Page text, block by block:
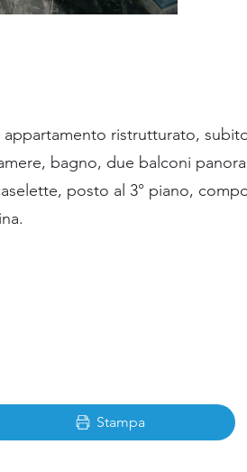
ristrutturato,
bagno, due balconi
posto al 3° piano,
Stampa